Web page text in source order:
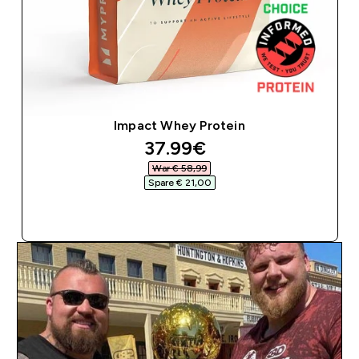
Impact Whey Protein
discounted price
37.99€‎
War € 58,99‎
Spare € 21,00‎